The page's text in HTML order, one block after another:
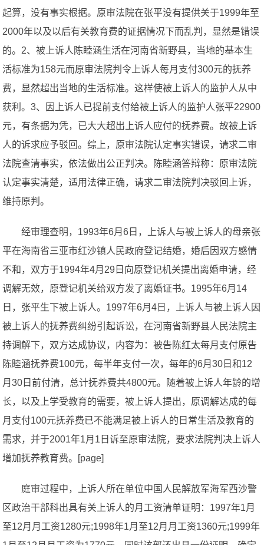
起算，没有事实根据。原审法院在张平没有提供关于1999年至
2000年以及以后有关教育费的证据情况下而乱判，显然是错误
的。2、被上诉人陈睦涵生活在河南省新野县，当地的基本生
活标准为158元而原审法院判令上诉人每月支付300元的抚养
费，显然超出当地的生活标准。这样使被上诉人的监护人从中
获利。3、因上诉人已提前支付给被上诉人的监护人张平22900
元，有条据为凭，已大大超出上诉人应付的抚养费。故被上诉
人的诉求应予驳回。综上，原审法院认定事实错误，请求二审
法院查清事实，依法做出公正判决。陈睦涵答辩称：原审法院
认定事实清楚，适用法律正确，请求二审法院判决驳回上诉，
维持原判。
经审理查明，1993年6月6日，上诉人与被上诉人的母亲张
平在海南省三亚市红沙镇人民政府登记结婚，婚后因双方感情
不和，双方于1994年4月29日向原登记机关提出离婚申请，经
调解无效，原登记机关给双方发了离婚证书。1995年6月14
日，张平生下被上诉人。1997年6月4日，上诉人与被上诉人因
被上诉人的抚养费纠纷引起诉讼，在河南省新野县人民法院主
持调解下，双方达成协议，内容为：被告陈红太每月支付原告
陈睦涵抚养费100元，每半年支付一次，每年的6月30日和12
月30日前付清，总计抚养费共4800元。随着被上诉人年龄的增
长，以及上学受教育的需要，被上诉人提出，原调解达成的每
月支付100元抚养费已不能满足被上诉人的日常生活及教育的
需求，并于2001年1月1日诉至原审法院，要求法院判决上诉人
增加抚养教育费。[page]
庭审过程中，上诉人所在单位中国人民解放军海军西沙警
区政治干部科出具有关上诉人的月工资清单证明：1997年1月
至12月月工资1280元;1998年1月至12月月工资1360元;1999年